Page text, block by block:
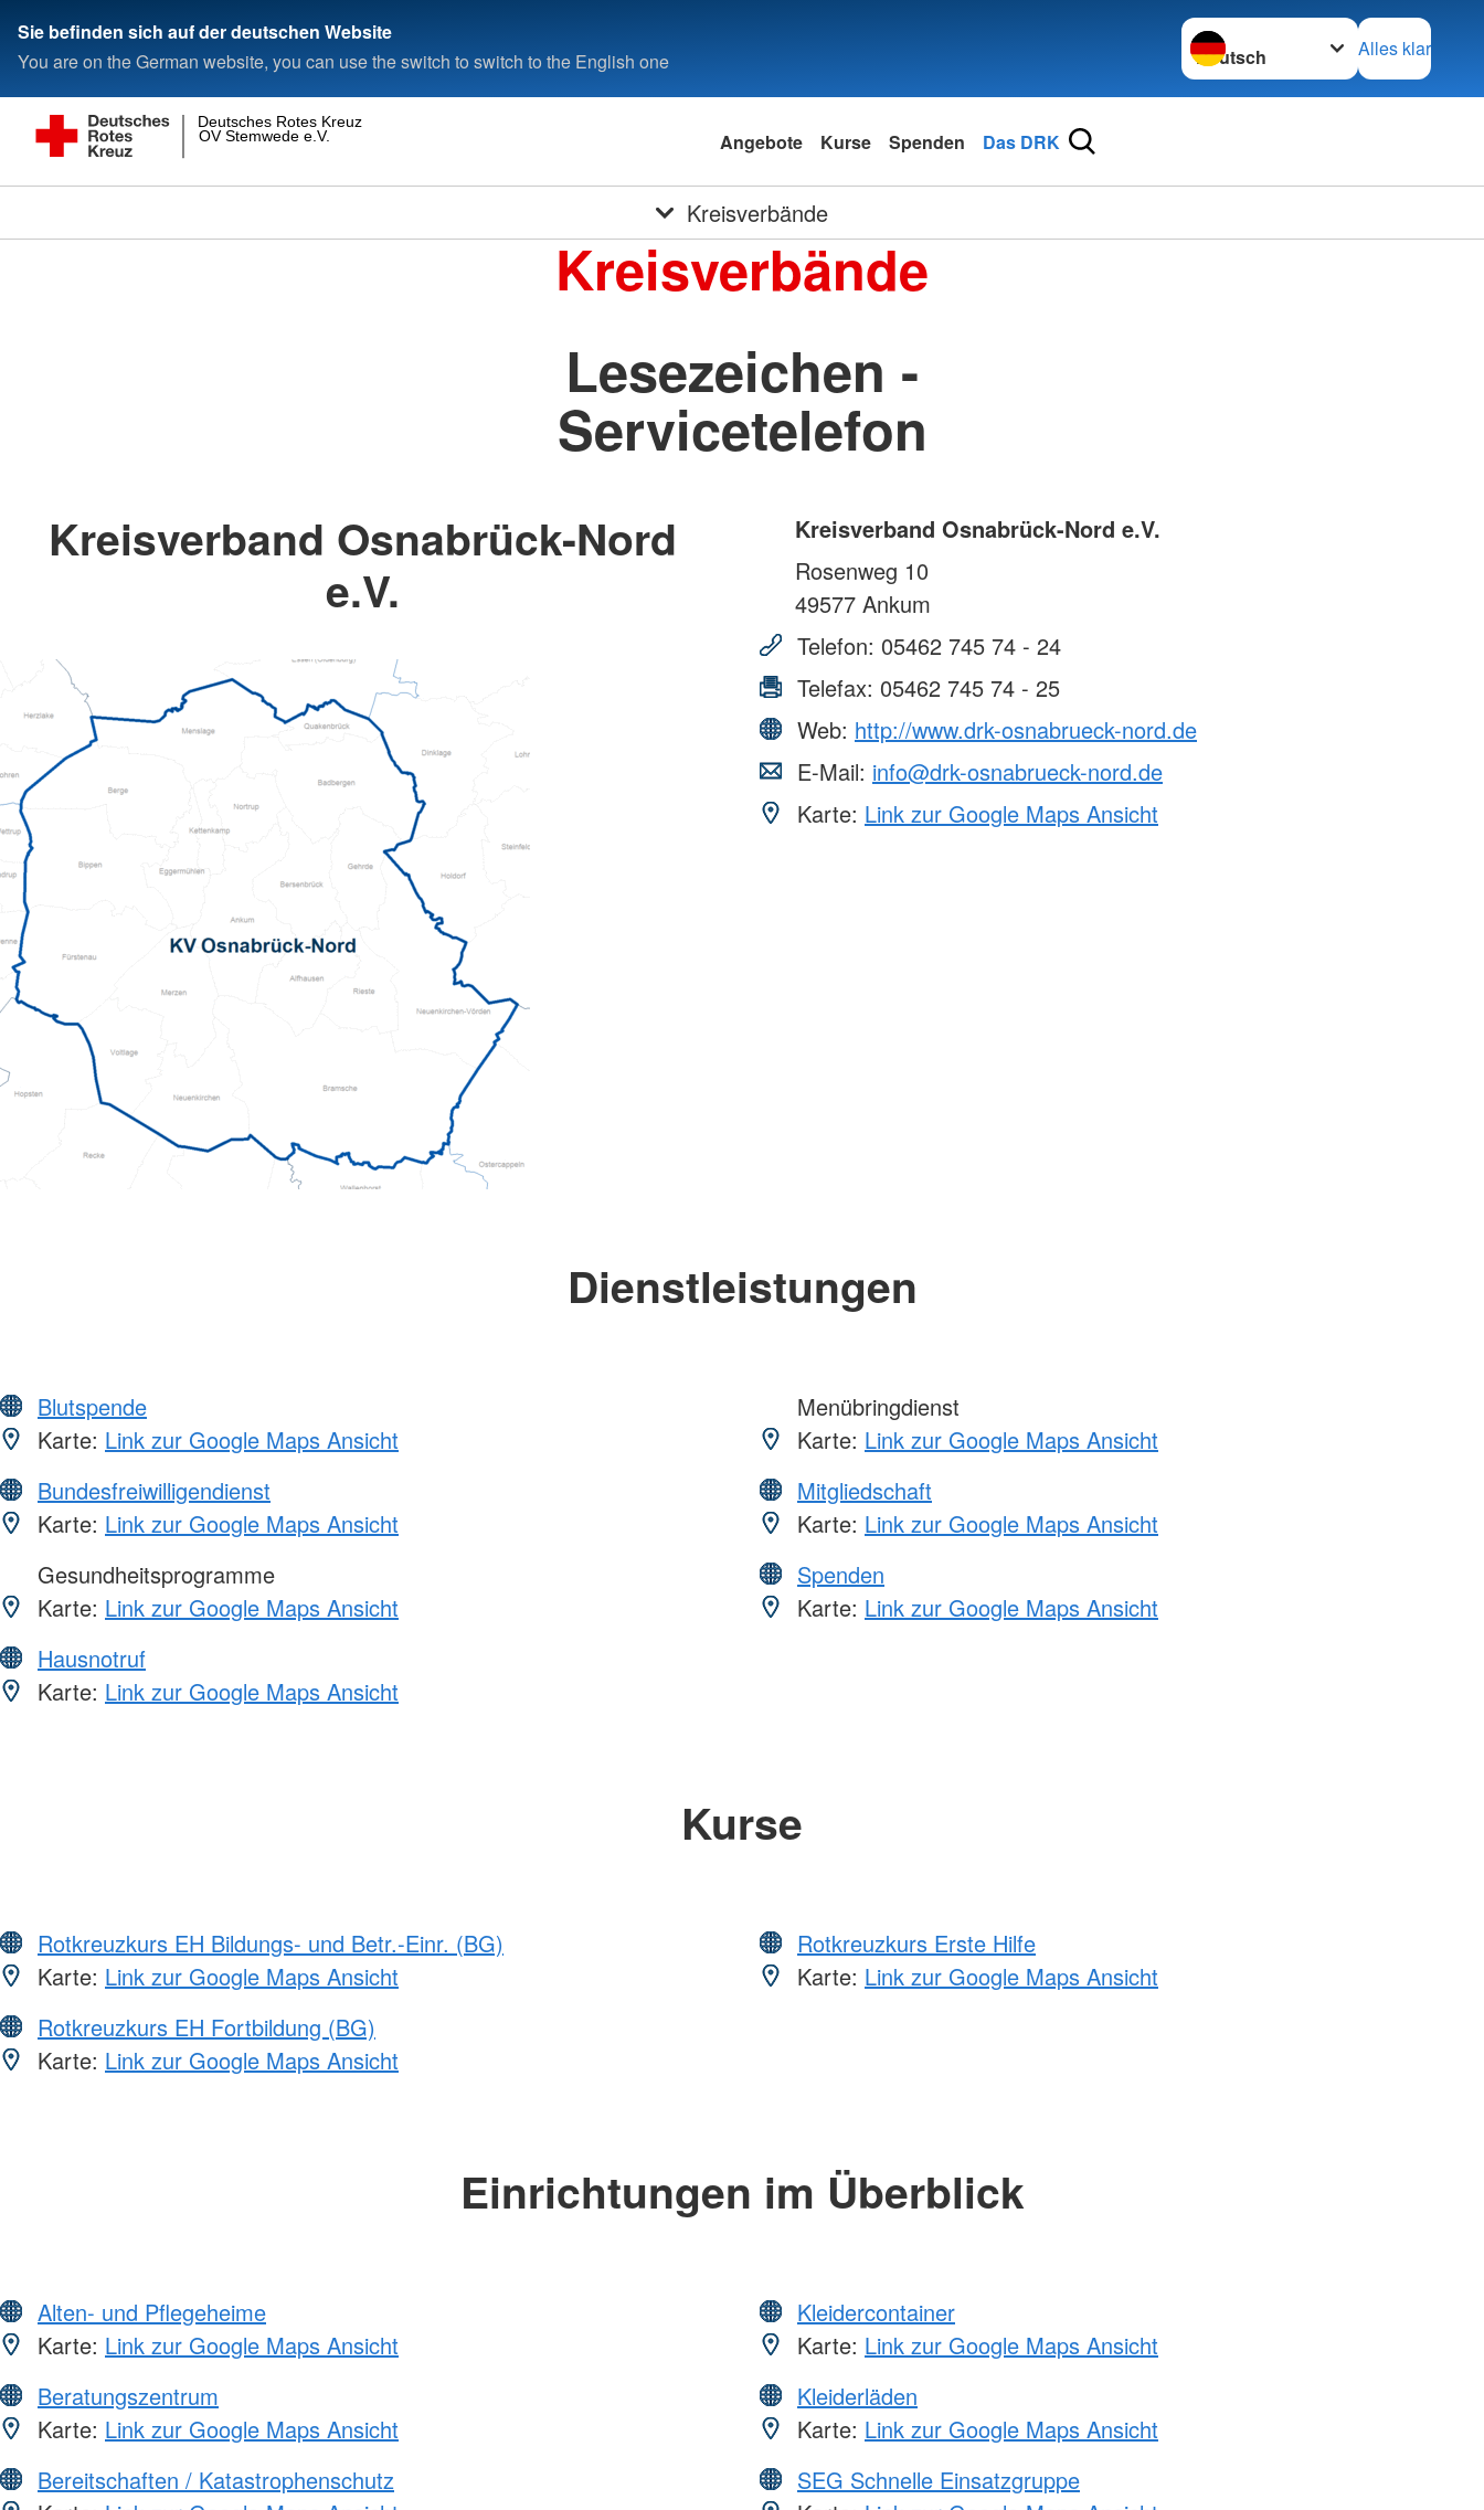
Sie befinden sich auf der deutschen Website
You are on the German website, you can use the switch to switch to the English one
Sprache wechseln zu
Alles klar
OV Stemwede e.V.
Deutsches Rotes Kreuz
Angebote Kurse Spenden Das DRK
Kreisverbände
Kreisverbände
Lesezeichen -
Servicetelefon
Kreisverband Osnabrück-Nord
e.V.
Kreisverband Osnabrück-Nord e.V.
Rosenweg 10
49577 Ankum
Telefon: 05462 745 74 - 24
Telefax: 05462 745 74 - 25
Web: http://www.drk-osnabrueck-nord.de
E-Mail: info@drk-osnabrueck-nord.de
Karte: Link zur Google Maps Ansicht
Dienstleistungen
Blutspende
Karte: Link zur Google Maps Ansicht
Bundesfreiwilligendienst
Karte: Link zur Google Maps Ansicht
Gesundheitsprogramme
Karte: Link zur Google Maps Ansicht
Hausnotruf
Karte: Link zur Google Maps Ansicht
Menübringdienst
Karte: Link zur Google Maps Ansicht
Mitgliedschaft
Karte: Link zur Google Maps Ansicht
Spenden
Karte: Link zur Google Maps Ansicht
Kurse
Rotkreuzkurs EH Bildungs- und Betr.-Einr. (BG)
Karte: Link zur Google Maps Ansicht
Rotkreuzkurs EH Fortbildung (BG)
Karte: Link zur Google Maps Ansicht
Rotkreuzkurs Erste Hilfe
Karte: Link zur Google Maps Ansicht
Einrichtungen im Überblick
Alten- und Pflegeheime
Karte: Link zur Google Maps Ansicht
Beratungszentrum
Karte: Link zur Google Maps Ansicht
Bereitschaften / Katastrophenschutz
Kleidercontainer
Karte: Link zur Google Maps Ansicht
Kleiderläden
Karte: Link zur Google Maps Ansicht
SEG Schnelle Einsatzgruppe